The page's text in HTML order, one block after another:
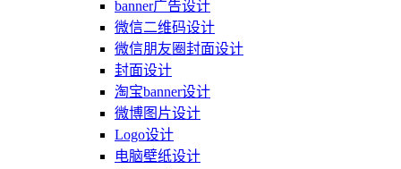
banner广告设计
微信二维码设计
微信朋友圈封面设计
封面设计
淘宝banner设计
微博图片设计
Logo设计
电脑壁纸设计